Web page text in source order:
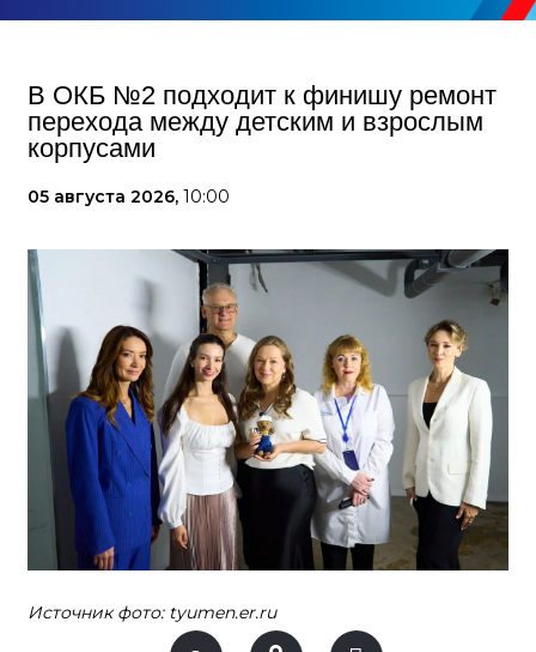
В ОКБ №2 подходит к финишу ремонт
перехода между детским и взрослым
корпусами
05 августа 2026, 10:00
Источник фото: tyumen.er.ru